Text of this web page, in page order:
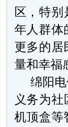
区，特
年人群体
更多的居
量和幸福
绵阳
义务为
机顶盒等